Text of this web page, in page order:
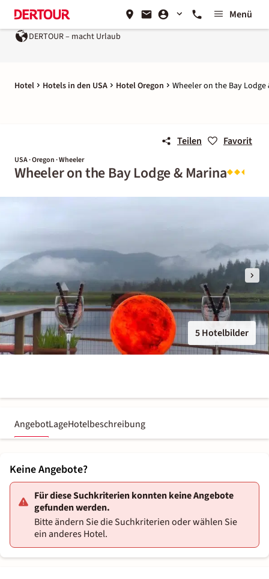
Menü
DERTOUR – macht Urlaub
Hotel Hotels in den USA Hotel Oregon Wheeler on the Bay Lodge
Teilen Favorit
USA · Oregon · Wheeler
Wheeler on the Bay Lodge & Marina
5 Hotelbilder
AngebotLageHotelbeschreibung
Keine Angebote?
Für diese Suchkriterien konnten keine Angebote
gefunden werden.
Bitte ändern Sie die Suchkriterien oder wählen Sie
ein anderes Hotel.